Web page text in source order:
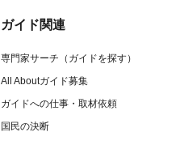
ガイド関連
専門家サーチ（ガイドを探す）
All Aboutガイド募集
ガイドへの仕事・取材依頼
国民の決断